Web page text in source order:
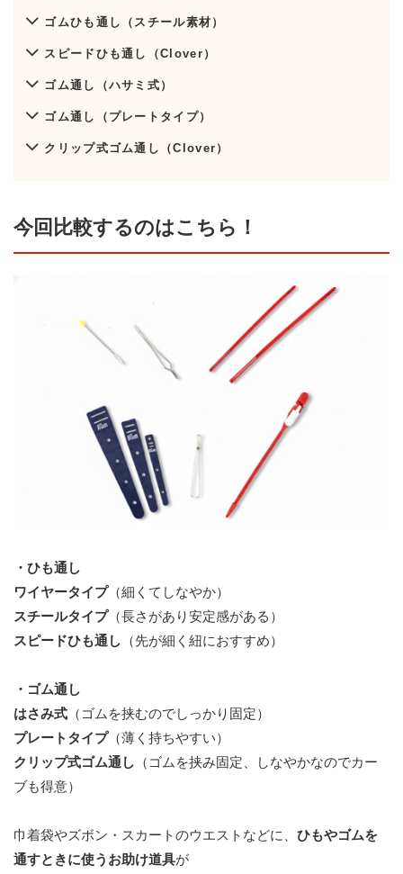
ゴムひも通し（スチール素材）
スピードひも通し（Clover）
ゴム通し（ハサミ式）
ゴム通し（プレートタイプ）
クリップ式ゴム通し（Clover）
今回比較するのはこちら！
・ひも通し
ワイヤータイプ（細くてしなやか）
スチールタイプ（長さがあり安定感がある）
スピードひも通し （先が細く紐におすすめ）
・ゴム通し
はさみ式 （ゴムを挟むのでしっかり固定）
プレートタイプ（薄く持ちやすい）
クリップ式ゴム通し （ゴムを挟み固定、しなやかなのでカー
ブも得意）
巾着袋やズボン・スカートのウエストなどに、 ひもやゴムを
通すときに使うお助け道具が